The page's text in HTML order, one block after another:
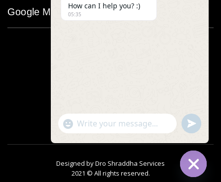
Google Map
Designed byDro Shraddha Services
2021 © All rights reserved.
How can I help you? :)
05:35
"+chaty_settings.lang.emoji_picker+"
WhatsApp
undefined